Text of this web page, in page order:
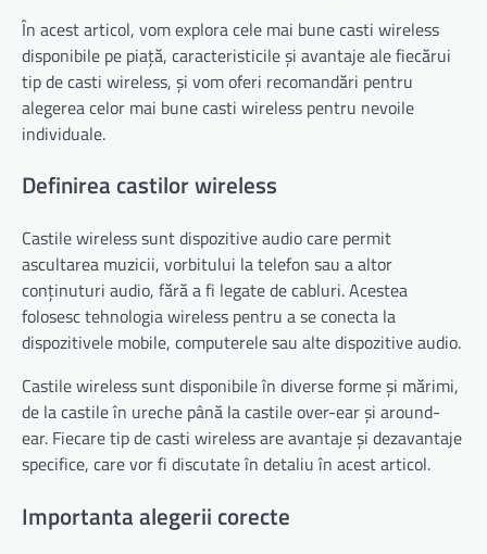
În acest articol, vom explora cele mai bune casti wireless
disponibile pe piață, caracteristicile și avantaje ale fiecărui
tip de casti wireless, și vom oferi recomandări pentru
alegerea celor mai bune casti wireless pentru nevoile
individuale.
Definirea castilor wireless
Castile wireless sunt dispozitive audio care permit
ascultarea muzicii, vorbitului la telefon sau a altor
conținuturi audio, fără a fi legate de cabluri. Acestea
folosesc tehnologia wireless pentru a se conecta la
dispozitivele mobile, computerele sau alte dispozitive audio.
Castile wireless sunt disponibile în diverse forme și mărimi,
de la castile în ureche până la castile over-ear și around-
ear. Fiecare tip de casti wireless are avantaje și dezavantaje
specifice, care vor fi discutate în detaliu în acest articol.
Importanta alegerii corecte